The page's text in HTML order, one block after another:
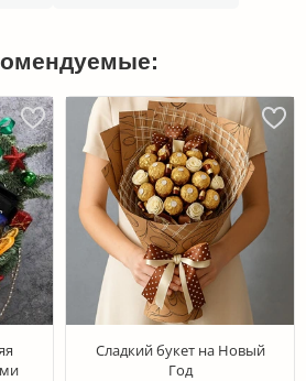
Сладкий букет на Новый
Год